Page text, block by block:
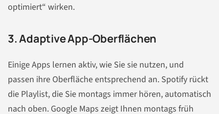
optimiert“ wirken.
3. Adaptive App-Oberflächen
Einige Apps lernen aktiv, wie Sie sie nutzen, und
passen ihre Oberfläche entsprechend an. Spotify rückt
die Playlist, die Sie montags immer hören, automatisch
nach oben. Google Maps zeigt Ihnen montags früh